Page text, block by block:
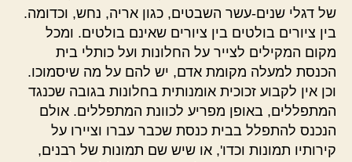
של דגלי שנים-עשר השבטים, כגון אריה, נחש, וכדומה.
בין ציורים בולטים בין ציורים שאינם בולטים. ומכל
מקום המקילים לצייר על החלונות ועל כותלי בית
הכנסת למעלה מקומת אדם, יש להם על מה שיסמוכו.
וכן אין לקבוע זכוכית אומנותית בחלונות בגובה שכנגד
המתפללים, באופן מפריע לכוונת המתפללים. אולם
הנכנס להתפלל בבית כנסת שכבר עברו וציירו על
קירותיו תמונות וכדו', או שיש שם תמונות של רבנים,